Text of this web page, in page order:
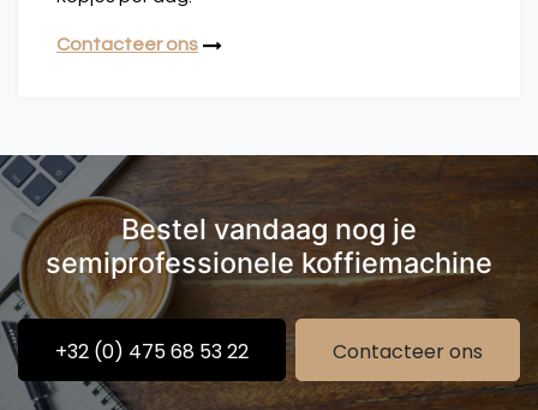
Contacteer ons
Bestel vandaag nog je
semiprofessionele koffiemachine
+32 (0) 475 68 53 22 Contacteer ons